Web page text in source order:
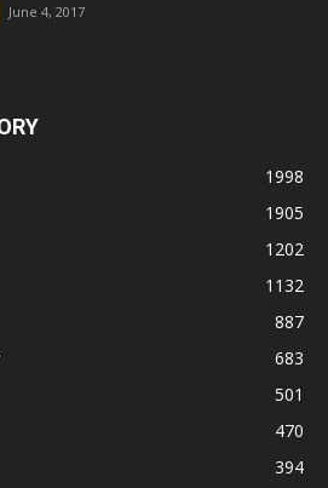
June 4, 2017
1998
1905
1202
1132
887
683
501
470
394